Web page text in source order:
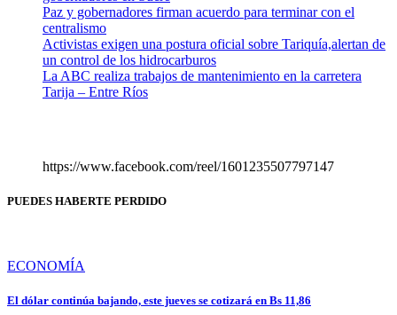
Paz y gobernadores firman acuerdo para terminar con el
centralismo
Activistas exigen una postura oficial sobre Tariquía,alertan de
un control de los hidrocarburos
La ABC realiza trabajos de mantenimiento en la carretera
Tarija – Entre Ríos
https://www.facebook.com/reel/1601235507797147
PUEDES HABERTE PERDIDO
ECONOMÍA
El dólar continúa bajando, este jueves se cotizará en Bs 11,86